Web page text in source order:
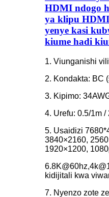
HDMI ndogo
ya klipu
yenye kasi
kiume hadi
1. Viunganishi
2. Kondakta: BC
3. Kipimo:
4. Urefu: 0.5/1m
5. Usaidizi
3840×2160,
1920×1200,
kidijitali kwa
7. Nyenzo zote